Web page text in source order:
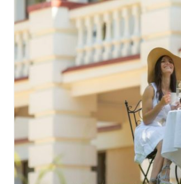
lielvirbumuiza@gmail.com
+371 29402605